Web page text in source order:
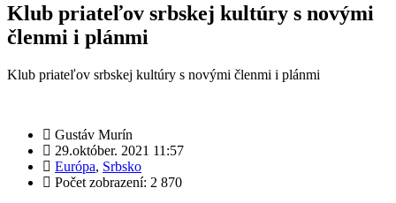
Klub priateľov srbskej kultúry s novými
členmi i plánmi
Klub priateľov srbskej kultúry s novými členmi i plánmi
Gustáv Murín
29.október. 2021 11:57
Európa, Srbsko
Počet zobrazení: 2 870